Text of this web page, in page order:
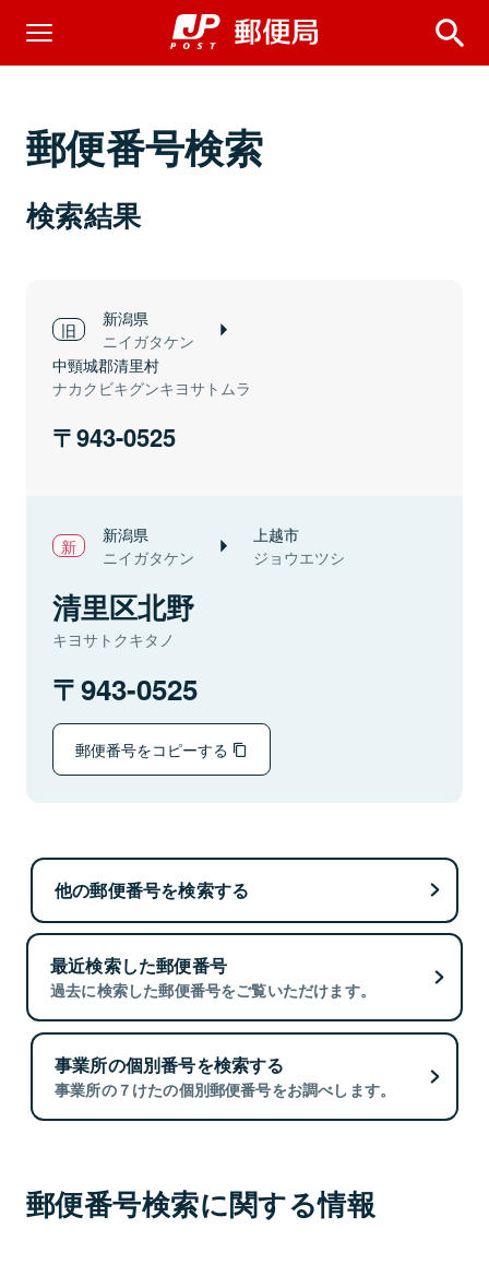
郵便番号検索
検索結果
新潟県
ニイガタケン
中頸城郡清里村
ナカクビキグンキヨサトムラ
943-0525
新潟県
ニイガタケン
上越市
ジョウエツシ
清里区北野
キヨサトクキタノ
943-0525
郵便番号をコピーする
他の郵便番号を検索する
最近検索した郵便番号
過去に検索した郵便番号をご覧いただけます。
事業所の個別番号を検索する
事業所の７けたの個別郵便番号をお調べします。
郵便番号検索に関する情報